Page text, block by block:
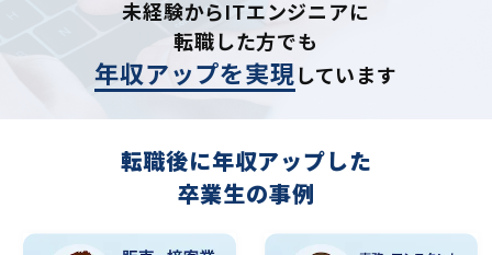
未経験からITエンジニアに
転職した方でも
年収アップを実現しています
転職後に年収アップした
卒業生の事例